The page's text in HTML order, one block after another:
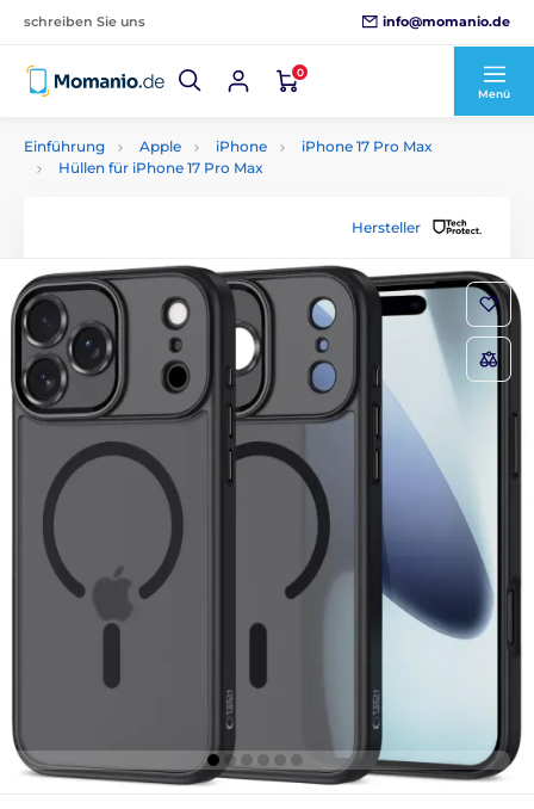
schreiben Sie uns info@momanio.de
0
Menü
Einführung Apple iPhone
iPhone 17 Pro Max
Hüllen für iPhone 17 Pro Max
Hersteller